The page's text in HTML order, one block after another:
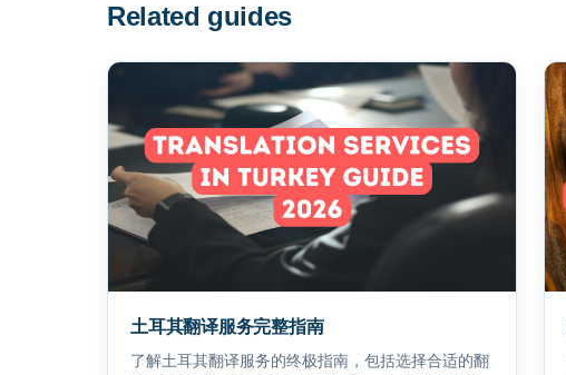
Related guides
土耳其翻译服务完整指南
了解土耳其翻译服务的终极指南，包括选择合适的翻